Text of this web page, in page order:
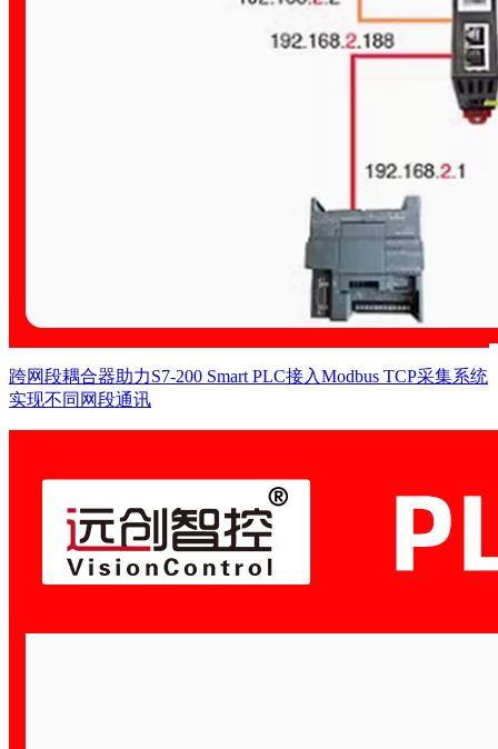
跨网段耦合器助力S7-200 Smart PLC接入Modbus TCP采集系统
实现不同网段通讯